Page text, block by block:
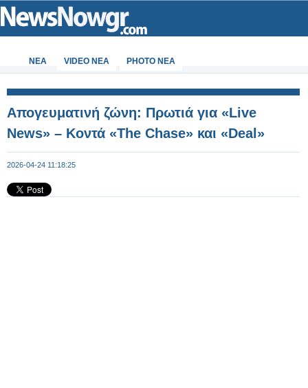
ΝΕΑ VIDEO NEA PHOTO NEA
Απογευματινή ζώνη: Πρωτιά για «Live
News» – Κοντά «The Chase» και «Deal»
2026-04-24 11:18:25